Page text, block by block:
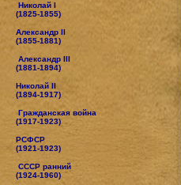
Николай I
(1825-1855)
Александр II
(1855-1881)
Александр III
(1881-1894)
Николай II
(1894-1917)
Гражданская война
(1917-1923)
РСФСР
(1921-1923)
СССР ранний
(1924-1960)